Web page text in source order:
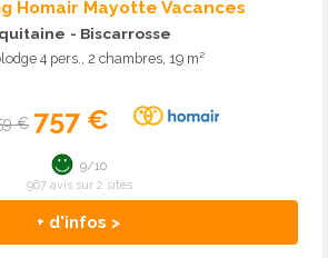
Homair Mayotte Vacances
- Biscarrosse
4 pers., 2 chambres, 19 m²
€ 757 €
+ d'infos >
9/10
967 avis sur 2 sites